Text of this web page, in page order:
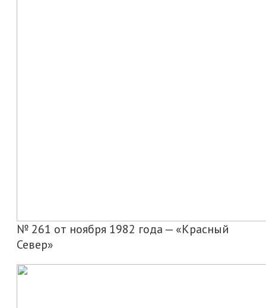
№ 261 от ноября 1982 года — «Красный
Север»